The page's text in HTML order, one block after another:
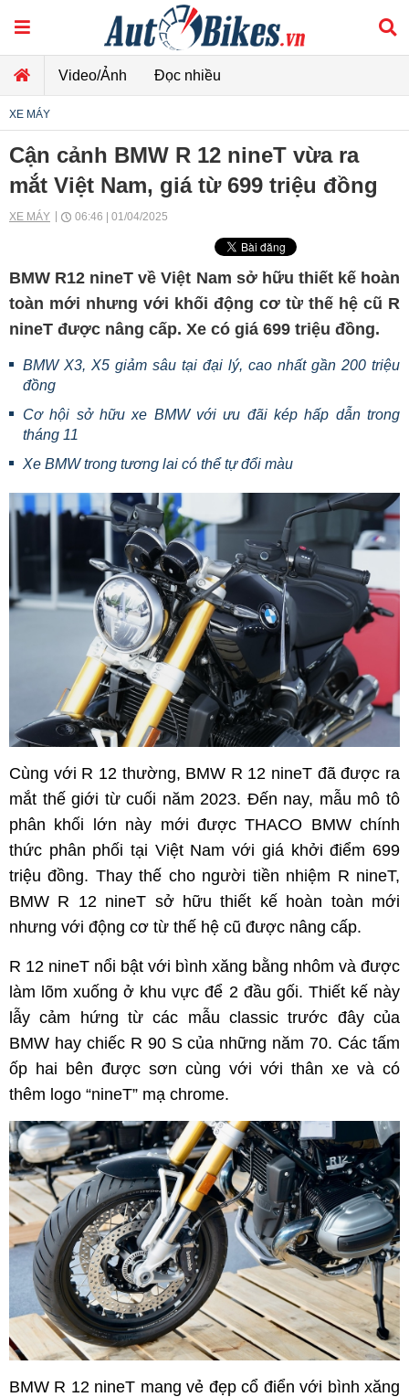
Video/Ảnh Đọc nhiều
XE MÁY
Cận cảnh BMW R 12 nineT vừa ra
mắt Việt Nam, giá từ 699 triệu đồng
XE MÁY 06:46 | 01/04/2025
BMW R12 nineT về Việt Nam sở hữu thiết kế hoàn
toàn mới nhưng với khối động cơ từ thế hệ cũ R
nineT được nâng cấp. Xe có giá 699 triệu đồng.
BMW X3, X5 giảm sâu tại đại lý, cao nhất gần 200 triệu
đồng
Cơ hội sở hữu xe BMW với ưu đãi kép hấp dẫn trong
tháng 11
Xe BMW trong tương lai có thể tự đổi màu
Cùng với R 12 thường, BMW R 12 nineT đã được ra
mắt thế giới từ cuối năm 2023. Đến nay, mẫu mô tô
phân khối lớn này mới được THACO BMW chính
thức phân phối tại Việt Nam với giá khởi điểm 699
triệu đồng. Thay thế cho người tiền nhiệm R nineT,
BMW R 12 nineT sở hữu thiết kế hoàn toàn mới
nhưng với động cơ từ thế hệ cũ được nâng cấp.
R 12 nineT nổi bật với bình xăng bằng nhôm và được
làm lõm xuống ở khu vực để 2 đầu gối. Thiết kế này
lẫy cảm hứng từ các mẫu classic trước đây của
BMW hay chiếc R 90 S của những năm 70. Các tấm
ốp hai bên được sơn cùng với với thân xe và có
thêm logo “nineT” mạ chrome.
BMW R 12 nineT mang vẻ đẹp cổ điển với bình xăng